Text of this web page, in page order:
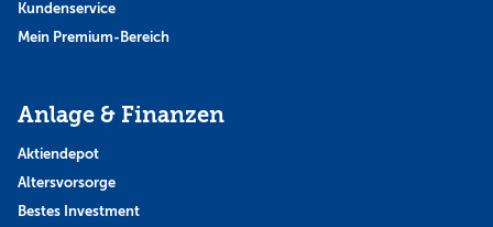
Kundenservice
Mein Premium-Bereich
Anlage & Finanzen
Aktiendepot
Altersvorsorge
Bestes Investment